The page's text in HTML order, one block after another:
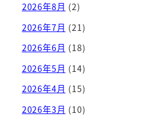
2026年8月 (2)
2026年7月 (21)
2026年6月 (18)
2026年5月 (14)
2026年4月 (15)
2026年3月 (10)